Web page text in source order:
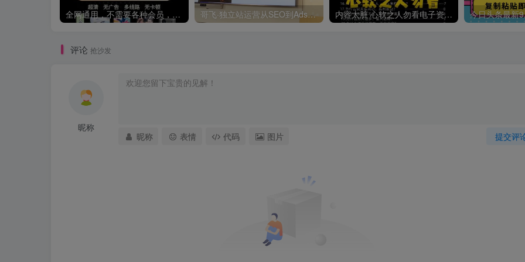
全网通用，不需要各种会员，再也不缺电影看！！ 哥飞·独立站运营从SEO到Adsense全方位攻略 内容太脏 心软之人勿看电子资料pdf
评论 抢沙发
昵称
提交评
昵称 表情 代码 图片